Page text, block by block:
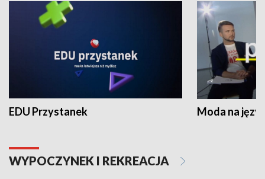
EDU Przystanek Moda na
WYPOCZYNEK I REKREACJA